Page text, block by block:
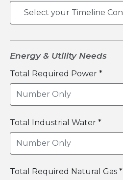
Energy & Utility Needs
Total Required Power *
Total Industrial Water *
Total Required Natural Gas *